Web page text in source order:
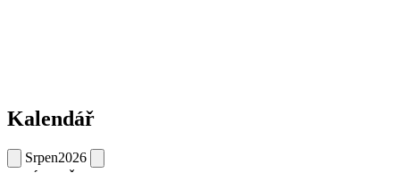
Kalendář
Srpen2026